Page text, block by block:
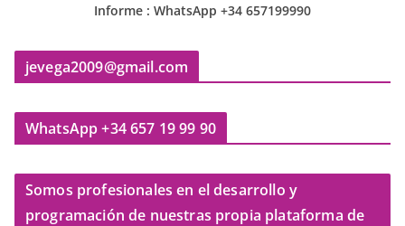
Informe : WhatsApp +34 657199990
jevega2009@gmail.com
WhatsApp +34 657 19 99 90
Somos profesionales en el desarrollo y
programación de nuestras propia plataforma de